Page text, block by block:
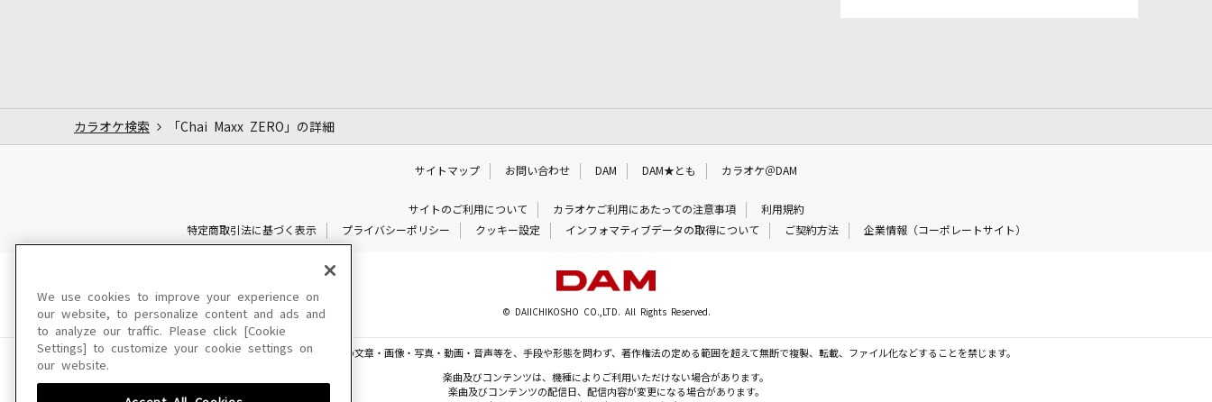
カラオケ検索 「Chai Maxx ZERO」の詳細
サイトマップ お問い合わせ DAM DAM★とも カラオケ＠DAM
サイトのご利用について カラオケご利用にあたっての注意事項
利用規約
特定商取引法に基づく表示
プライバシーポリシー クッキー設定 インフォマティブデータの取得について ご契約方法 企業情報（コーポレートサイト）
© DAIICHIKOSHO CO.,LTD. All Rights Reserved.
このサイトに掲載されている一切の文章・画像・写真・動画・音声等を、手段や形態を問わず、著作権法の定める範囲を超えて無断で複製、転載、ファイル化などすることを禁じます。
楽曲及びコンテンツは、機種によりご利用いただけない場合があります。
楽曲及びコンテンツの配信日、配信内容が変更になる場合があります。
We use cookies to improve your experience on
our website, to personalize content and ads and
to analyze our traffic. Please click [Cookie
Settings] to customize your cookie settings on
our website.